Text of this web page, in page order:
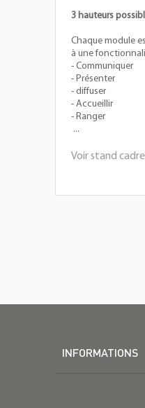
3 hauteurs
Chaque module
à une
- Communiquer
- Présenter
- diffuser
- Accueillir
- Ranger
...
Voir stand
INFORMATIONS